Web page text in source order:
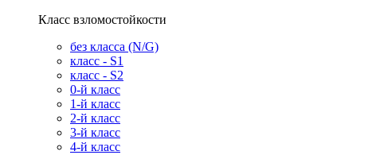
Класс взломостойкости
без класса (N/G)
класс - S1
класс - S2
0-й класс
1-й класс
2-й класс
3-й класс
4-й класс